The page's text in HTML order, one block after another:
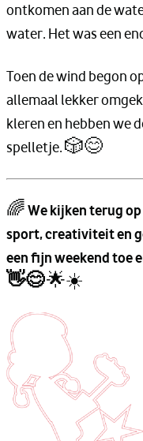
ontkomen aan de
water. Het was een
Toen de wind begon
allemaal lekker
kleren en hebben we
spelletje. 🎲😊
🌈We kijken terug
sport, creativiteit en
een fijn weekend toe
👋😊🌟☀️